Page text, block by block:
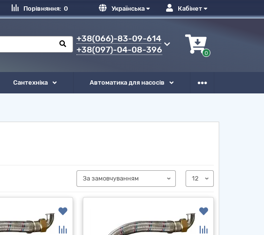
Кабінет
Українська
Порівняння: 0
+38(066)-83-09-614
+38(097)-04-08-396
0
Сантехніка Автоматика для насосів